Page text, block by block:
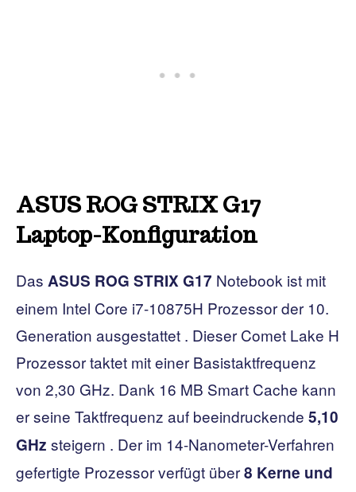
ASUS ROG STRIX G17
Laptop-Konfiguration
Das ASUS ROG STRIX G17 Notebook ist mit
einem Intel Core i7-10875H Prozessor der 10.
Generation ausgestattet . Dieser Comet Lake H
Prozessor taktet mit einer Basistaktfrequenz
von 2,30 GHz. Dank 16 MB Smart Cache kann
er seine Taktfrequenz auf beeindruckende 5,10
GHz steigern . Der im 14-Nanometer-Verfahren
gefertigte Prozessor verfügt über8 Kerne und